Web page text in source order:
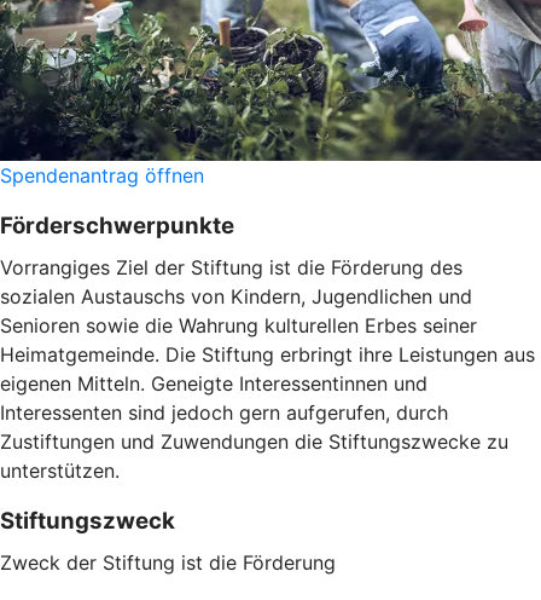
Spendenantrag öffnen
Förderschwerpunkte
Vorrangiges Ziel der Stiftung ist die Förderung des
sozialen Austauschs von Kindern, Jugendlichen und
Senioren sowie die Wahrung kulturellen Erbes seiner
Heimatgemeinde. Die Stiftung erbringt ihre Leistungen aus
eigenen Mitteln. Geneigte Interessentinnen und
Interessenten sind jedoch gern aufgerufen, durch
Zustiftungen und Zuwendungen die Stiftungszwecke zu
unterstützen.
Stiftungszweck
Zweck der Stiftung ist die Förderung